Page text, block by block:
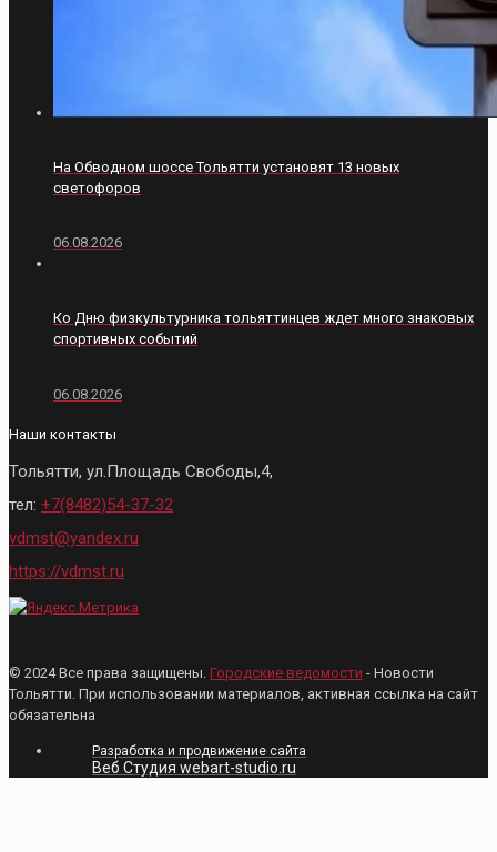
На Обводном шоссе Тольятти установят 13 новых
светофоров
06.08.2026
Ко Дню физкультурника тольяттинцев ждет много знаковых
спортивных событий
06.08.2026
Наши контакты
Тольятти, ул.Площадь Свободы,4,
тел: +7(8482)54-37-32
vdmst@yandex.ru
https://vdmst.ru
© 2024 Все права защищены. Городские ведомости - Новости
Тольятти. При использовании материалов, активная ссылка на сайт
обязательна
Разработка и продвижение сайта
Веб Студия webart-studio.ru